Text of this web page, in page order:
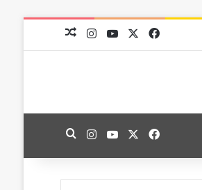
فيسبوك
‫X
‫YouTubeانستقراممقال عشوائي
فيسبوك
‫X
‫YouTubeانستقرامبحث عن